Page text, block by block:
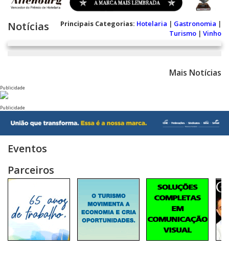
Notícias Principais Categorias: Hotelaria | Gastronomia |
Turismo | Vinho
Mais Notícias
Publicidade
Publicidade
Eventos
Parceiros